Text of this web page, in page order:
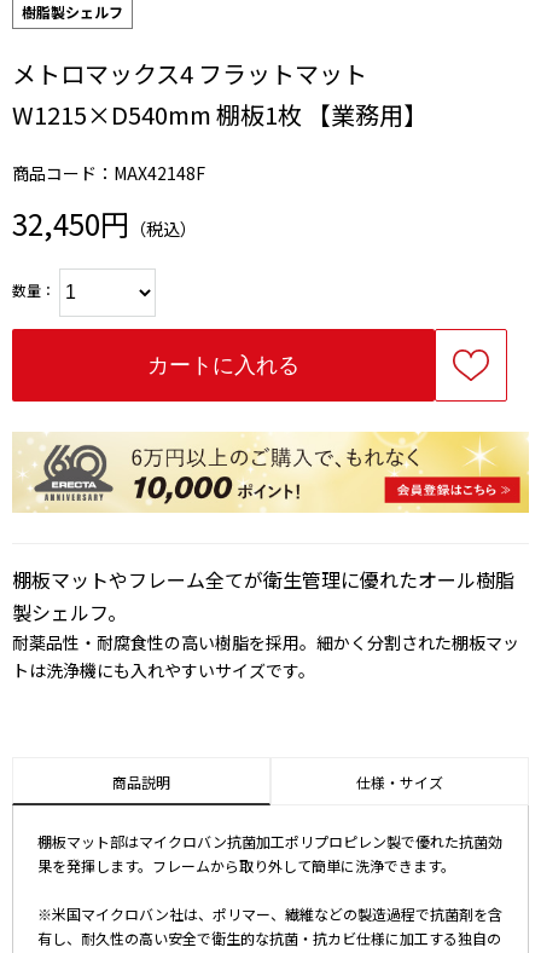
樹脂製シェルフ
メトロマックス4 フラットマット
W1215×D540mm 棚板1枚 【業務用】
商品コード：MAX42148F
32,450円 （税込）
数量：
棚板マットやフレーム全てが衛生管理に優れたオール樹脂
製シェルフ。
耐薬品性・耐腐食性の高い樹脂を採用。細かく分割された棚板マッ
トは洗浄機にも入れやすいサイズです。
商品説明 仕様・サイズ
棚板マット部はマイクロバン抗菌加工ポリプロピレン製で優れた抗菌効
果を発揮します。フレームから取り外して簡単に洗浄できます。
※米国マイクロバン社は、ポリマー、繊維などの製造過程で抗菌剤を含
有し、耐久性の高い安全で衛生的な抗菌・抗カビ仕様に加工する独自の